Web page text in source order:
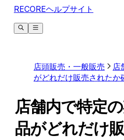
RECOREヘルプサイト
店頭販売・一般販売
店
がどれだけ販売されたか
店舗内で特定
品がどれだけ